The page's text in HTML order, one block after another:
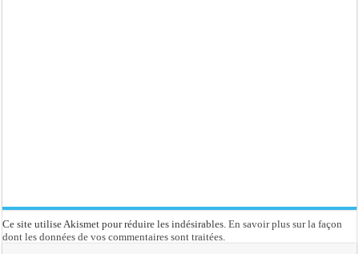
Ce site utilise Akismet pour réduire les indésirables.En savoir plus sur la façon
dont les données de vos commentaires sont traitées.